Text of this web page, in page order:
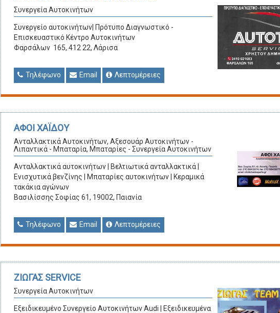
Συνεργεία Αυτοκινήτων
Συνεργείο αυτοκινήτων| Πρότυπο Διαγνωστικό -
Επισκευαστικό Κέντρο Αυτοκινήτων
Φαρσάλων 165, 412 22, Λάρισα
Τηλέφωνο Email Λεπτομέρειες
ΑΦΟΙ ΧΑΪΔΟΥ
Ανταλλακτικά Αυτοκινήτων, Αξεσουάρ Αυτοκινήτων -
Λιπαντικά - Μπαταρία, Μπαταρίες - Συνεργεία Αυτοκινήτων
Ανταλλακτικά αυτοκινήτων | Βελτιωτικά ανταλλακτικά |
Ενισχυτικά βενζίνης | Μπαταρίες αυτοκινήτων | Κεραμικά
τακάκια αγώνων
Βασιλίσσης Σοφίας 61, 19002, Παιανία
Τηλέφωνο Email Λεπτομέρειες
ΖΙΩΓΑΣ SERVICE
Συνεργεία Αυτοκινήτων
Εξειδικευμένο Συνεργείο Αυτοκινήτων Audi | Εξειδικευμένα